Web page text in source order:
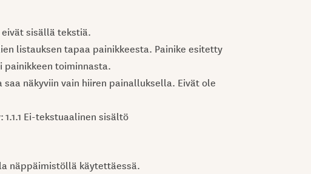
sisällä tekstiä.
listauksen tapaa painikkeesta. Painike esitetty
painikkeen toiminnasta.
näkyviin vain hiiren painalluksella. Eivät ole
Ei-tekstuaalinen sisältö
näppäimistöllä käytettäessä.